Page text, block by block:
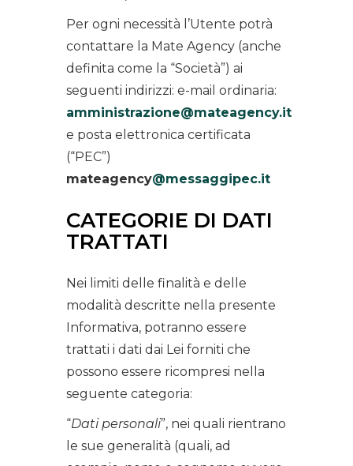
Per ogni necessità l’Utente potrà
contattare la Mate Agency (anche
definita come la “Società”) ai
seguenti indirizzi: e-mail ordinaria:
amministrazione@mateagency.it
e posta elettronica certificata
(“PEC”)
mateagency@messaggipec.it
CATEGORIE DI DATI
TRATTATI
Nei limiti delle finalità e delle
modalità descritte nella presente
Informativa, potranno essere
trattati i dati dai Lei forniti che
possono essere ricompresi nella
seguente categoria:
“Dati personali”, nei quali rientrano
le sue generalità (quali, ad